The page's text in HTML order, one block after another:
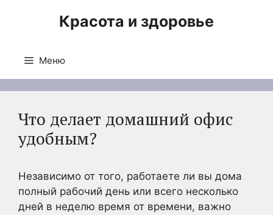
Красота и здоровье
Меню
Что делает домашний офис
удобным?
Независимо от того, работаете ли вы дома
полный рабочий день или всего несколько
дней в неделю время от времени, важно